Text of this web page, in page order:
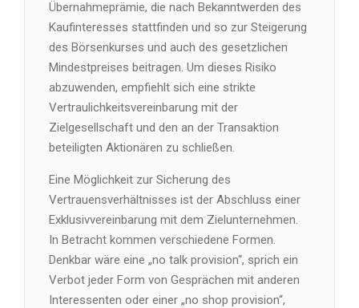
Übernahmeprämie, die nach Bekanntwerden des
Kaufinteresses stattfinden und so zur Steigerung
des Börsenkurses und auch des gesetzlichen
Mindestpreises beitragen. Um dieses Risiko
abzuwenden, empfiehlt sich eine strikte
Vertraulichkeitsvereinbarung mit der
Zielgesellschaft und den an der Transaktion
beteiligten Aktionären zu schließen.
Eine Möglichkeit zur Sicherung des
Vertrauensverhältnisses ist der Abschluss einer
Exklusivvereinbarung mit dem Zielunternehmen.
In Betracht kommen verschiedene Formen.
Denkbar wäre eine „no talk provision“, sprich ein
Verbot jeder Form von Gesprächen mit anderen
Interessenten oder einer „no shop provision“,